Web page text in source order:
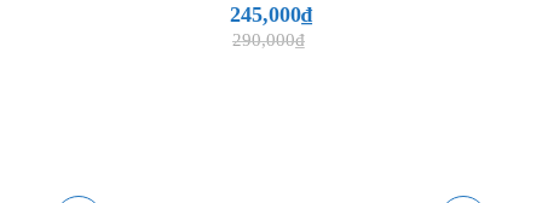
Khóa kéo được che bởi nẹp áo chắc chắn, tăng tính thẩm mỹ
tính thẩm mỹ vừa tạo điểm nhấn nhận diện cho sản
245,000₫
290,000₫